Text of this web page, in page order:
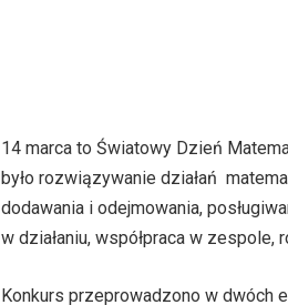
14 marca to Światowy Dzień
było rozwiązywanie działań
dodawania i odejmowania,
w działaniu, współpraca w
Konkurs przeprowadzono w dwóch